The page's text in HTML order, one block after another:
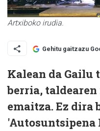
Artxiboko irudia.
Gehitu gaitzazu
Kalean da Gailu
berria,
emaitza. Ez dira
'Autosuntsipena